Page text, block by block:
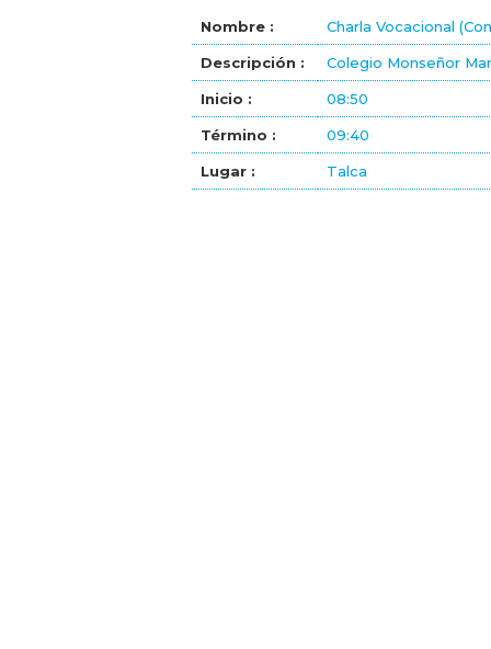
Nombre : Charla Vocacional
Descripción : Colegio Monseñor
Inicio : 08:50
Término : 09:40
Lugar : Talca